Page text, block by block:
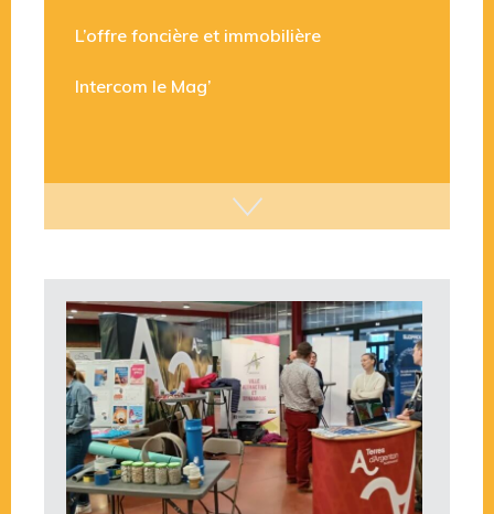
Les marchés publics
L’offre foncière et immobilière